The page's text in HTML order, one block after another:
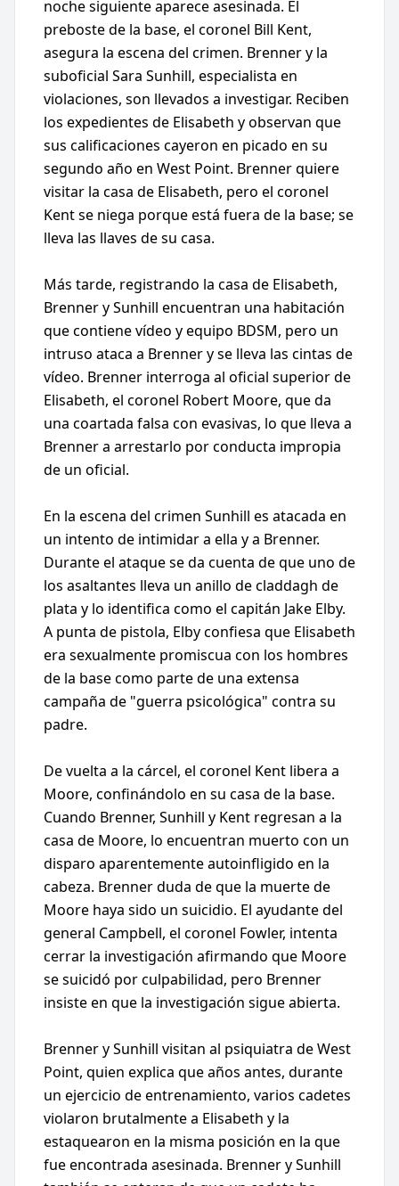
noche siguiente aparece asesinada. El
preboste de la base, el coronel Bill Kent,
asegura la escena del crimen. Brenner y la
suboficial Sara Sunhill, especialista en
violaciones, son llevados a investigar. Reciben
los expedientes de Elisabeth y observan que
sus calificaciones cayeron en picado en su
segundo año en West Point. Brenner quiere
visitar la casa de Elisabeth, pero el coronel
Kent se niega porque está fuera de la base; se
lleva las llaves de su casa.
Más tarde, registrando la casa de Elisabeth,
Brenner y Sunhill encuentran una habitación
que contiene vídeo y equipo BDSM, pero un
intruso ataca a Brenner y se lleva las cintas de
vídeo. Brenner interroga al oficial superior de
Elisabeth, el coronel Robert Moore, que da
una coartada falsa con evasivas, lo que lleva a
Brenner a arrestarlo por conducta impropia
de un oficial.
En la escena del crimen Sunhill es atacada en
un intento de intimidar a ella y a Brenner.
Durante el ataque se da cuenta de que uno de
los asaltantes lleva un anillo de claddagh de
plata y lo identifica como el capitán Jake Elby.
A punta de pistola, Elby confiesa que Elisabeth
era sexualmente promiscua con los hombres
de la base como parte de una extensa
campaña de "guerra psicológica" contra su
padre.
De vuelta a la cárcel, el coronel Kent libera a
Moore, confinándolo en su casa de la base.
Cuando Brenner, Sunhill y Kent regresan a la
casa de Moore, lo encuentran muerto con un
disparo aparentemente autoinfligido en la
cabeza. Brenner duda de que la muerte de
Moore haya sido un suicidio. El ayudante del
general Campbell, el coronel Fowler, intenta
cerrar la investigación afirmando que Moore
se suicidó por culpabilidad, pero Brenner
insiste en que la investigación sigue abierta.
Brenner y Sunhill visitan al psiquiatra de West
Point, quien explica que años antes, durante
un ejercicio de entrenamiento, varios cadetes
violaron brutalmente a Elisabeth y la
estaquearon en la misma posición en la que
fue encontrada asesinada. Brenner y Sunhill